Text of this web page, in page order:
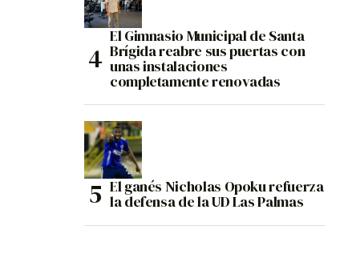
El Gimnasio Municipal de Santa
Brígida reabre sus puertas con
unas instalaciones
completamente renovadas
El ganés Nicholas Opoku refuerza
la defensa de la UD Las Palmas